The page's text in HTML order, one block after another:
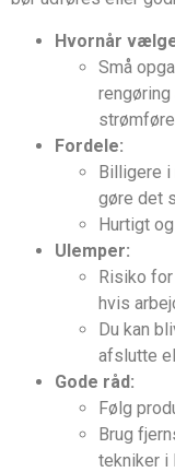
Hvornår
Små
Fordele:
Billigere i
gøre det
Hurtigt
Ulemper:
Risiko
hvis
Du kan
afslutte
Gode råd:
Følg
Brug
tekniker i